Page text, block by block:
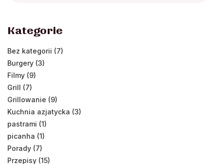
Kategorie
Bez kategorii (7)
Burgery (3)
Filmy (9)
Grill (7)
Grillowanie (9)
Kuchnia azjatycka (3)
pastrami (1)
picanha (1)
Porady (7)
Przepisy (15)